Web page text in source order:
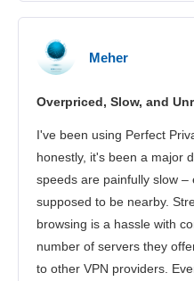
Meher
Overpriced, Slow, and
I've been using Perfect
honestly, it's been a major
speeds are painfully slow
supposed to be nearby.
browsing is a hassle with
number of servers they
to other VPN providers.